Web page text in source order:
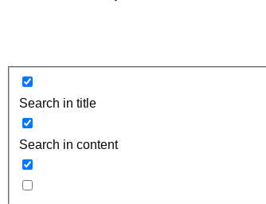
Search in title
Search in content